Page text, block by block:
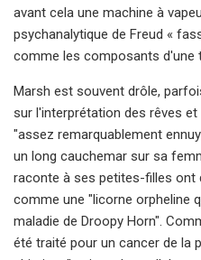
avant cela une machine à
psychanalytique de Freud «
comme les composants d'une
Marsh est souvent drôle,
sur l'interprétation des rêves
"assez remarquablement
un long cauchemar sur sa
raconte à ses petites-filles ont
comme une "licorne orpheline
maladie de Droopy Horn".
été traité pour un cancer de la